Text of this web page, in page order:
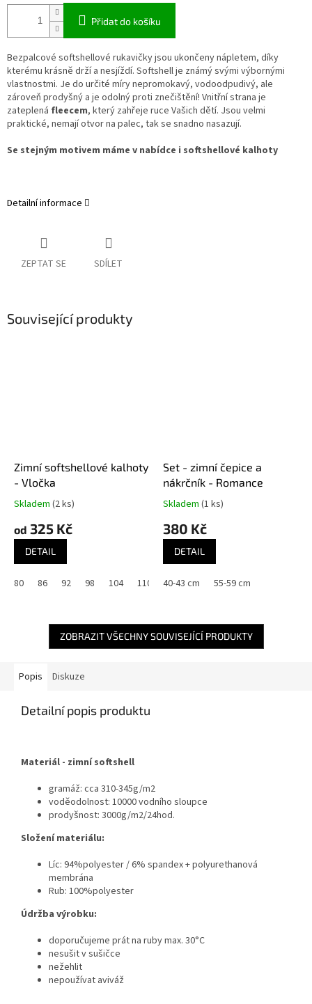
Přidat do košíku
Bezpalcové softshellové rukavičky jsou ukončeny nápletem, díky
kterému krásně drží a nesjíždí. Softshell je známý svými výbornými
vlastnostmi. Je do určité míry nepromokavý, vodoodpudivý, ale
zároveň prodyšný a je odolný proti znečištění! Vnitřní strana je
zateplená fleecem, který zahřeje ruce Vašich dětí. Jsou velmi
praktické, nemají otvor na palec, tak se snadno nasazují.
Se stejným motivem máme v nabídce i softshellové kalhoty
Detailní informace
ZEPTAT SE SDÍLET
Související produkty
Zimní softshellové kalhoty
- Vločka
Skladem (2 ks)
od 325 Kč
DETAIL
80 86 92 98 104 110 116 122 128
Set - zimní čepice a
nákrčník - Romance
Skladem (1 ks)
380 Kč
DETAIL
40-43 cm 55-59 cm
ZOBRAZIT VŠECHNY SOUVISEJÍCÍ PRODUKTY
Popis Diskuze
Detailní popis produktu
Materiál - zimní softshell
gramáž: cca 310-345g/m2
voděodolnost: 10000 vodního sloupce
prodyšnost: 3000g/m2/24hod.
Složení materiálu:
Líc: 94%polyester / 6% spandex + polyurethanová
membrána
Rub: 100%polyester
Údržba výrobku:
doporučujeme prát na ruby max. 30°C
nesušit v sušičce
nežehlit
nepoužívat aviváž